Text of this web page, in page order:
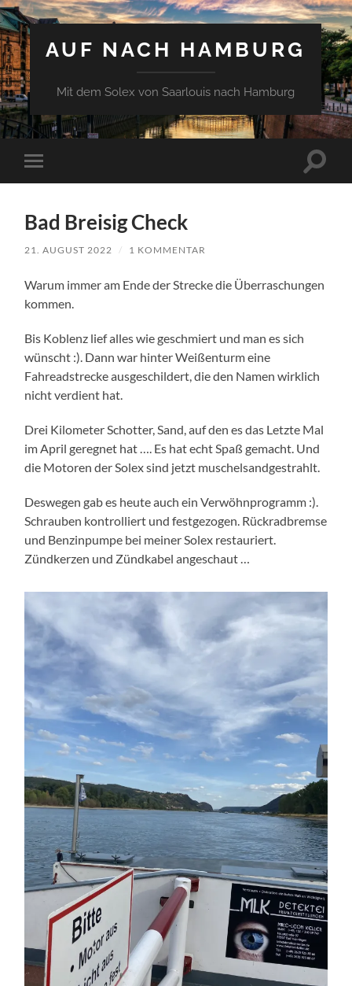
AUF NACH HAMBURG
Mit dem Solex von Saarlouis nach Hamburg
Mobile-
Menü
Bad Breisig Check
21. AUGUST 2022 / 1 KOMMENTAR
Warum immer am Ende der Strecke die Überraschungen
kommen.
Bis Koblenz lief alles wie geschmiert und man es sich
wünscht :). Dann war hinter Weißenturm eine
Fahreadstrecke ausgeschildert, die den Namen wirklich
nicht verdient hat.
Drei Kilometer Schotter, Sand, auf den es das Letzte Mal
im April geregnet hat …. Es hat echt Spaß gemacht. Und
die Motoren der Solex sind jetzt muschelsandgestrahlt.
Deswegen gab es heute auch ein Verwöhnprogramm :).
Schrauben kontrolliert und festgezogen. Rückradbremse
und Benzinpumpe bei meiner Solex restauriert.
Zündkerzen und Zündkabel angeschaut …